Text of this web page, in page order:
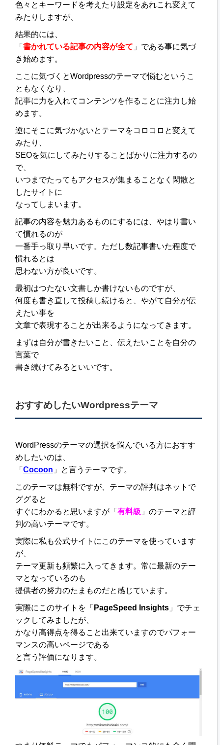
色々とキーワードを考えたり設定をあれこれ変えて
みたりしますが、
結果的には、
「書かれている記事の内容が全て 」である事に気づ
き始めます。
ここに気づくとWordpressのテーマで悩むというこ
ともなくなり、
記事に力を入れてコンテンツを作ることに注力し始
めます。
逆にそこに気づかないとテーマをコロコロと変えて
みたり、
SEOを気にしてみたりすることばかりに注力するの
で、
いつまでたってもアクセスが集まることなく閑散と
したサイトに
なってしまいます。
記事の内容を魅力あるものにするには、やはり書い
て慣れるのが
一番手っ取り早いです。ただし数記事書いた程度で
慣れるとは
思わない方が良いです。
最初はつたない文書しか書けないものですが、
何度も書き直して投稿し続けると、やがて自分が伝
えたい事を
文章で表現することが出来るようになってきます。
まずは自分が書きたいこと、伝えたいことを自分の
言葉で
書き続けてみるといいです。
おすすめしたいWordpressテーマ
WordPressのテーマの選択を悩んでいる方におすす
めしたいのは、
「Cocoon 」と言うテーマです。
このテーマは無料ですが、テーマの評判はネットで
ググると
すぐにわかると思いますが「有料級 」のテーマと評
判の高いテーマです。
実際に私も公式サイトにこのテーマを使っています
が、
テーマ更新も頻繁に入ってきます。常に最新のテー
マとなっているのも
提供者の努力のたまものだと感じています。
実際にこのサイトを「 PageSpeed Insights 」でチェ
ックしてみましたが、
かなり高得点を得ること出来ていますのでパフォー
マンスの高いページである
と言う評価になります。